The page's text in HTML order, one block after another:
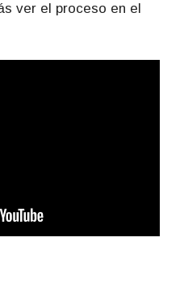
ver el proceso en el